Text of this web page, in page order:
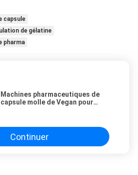
capsule
de gélatine
pharma
Machines pharmaceutiques de
capsule molle de Vegan pour
Continuer